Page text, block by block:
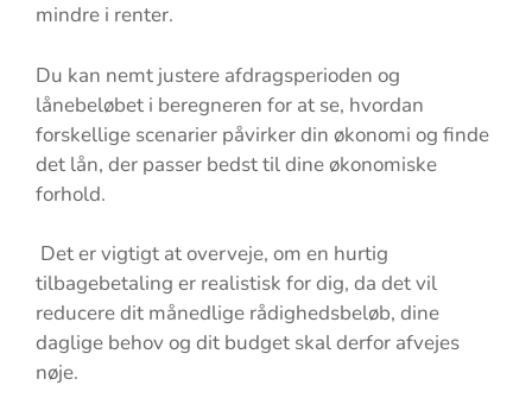
mindre i renter.
Du kan nemt justere afdragsperioden og
lånebeløbet i beregneren for at se, hvordan
forskellige scenarier påvirker din økonomi og finde
det lån, der passer bedst til dine økonomiske
forhold.
Det er vigtigt at overveje, om en hurtig
tilbagebetaling er realistisk for dig, da det vil
reducere dit månedlige rådighedsbeløb, dine
daglige behov og dit budget skal derfor afvejes
nøje.